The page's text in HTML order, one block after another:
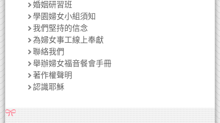
婚姻研習班
學園婦女小組須知
我們堅持的信念
為婦女事工線上奉獻
聯絡我們
舉辦婦女福音餐會手冊
著作權聲明
認識耶穌